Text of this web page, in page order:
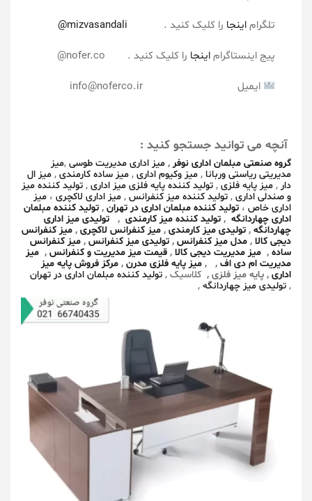
تلگراماینجا را کلیک کنید . mizvasandali@
پیج اینستاگراماینجا را کلیک کنید . nofer.co
@
ایمیل info@noferco.ir
آنچه می توانید جستجو کنید :
گروه صنعتی مبلمان اداری نوفر, میز اداری مدیریت طوسی ,میز
مدیریتی ریاستی وربانا , میز وکیوم اداری , میز ساده کارمندی , میز ال
دار , میز پایه فلزی , تولید کننده پایه فلزی میز اداری , تولید کننده میز
و صندلی اداری , تولید کننده میز کنفرانس , میز اداری لاکچری ، میز
اداری خاص ، تولید کننده مبلمان اداری در تهران , تولید کننده مبلمان
اداری چهاردانگه , تولید کننده میز کارمندی , تولیدی میز اداری
چهاردانگه , تولیدی میز کارمندی , میز کنفرانس لاکچری , میز کنفرانس
دیجی کالا , مدل میز کنفرانس , تولیدی میز کنفرانس , میز کنفرانس
ساده , میز مدیریت دیجی کالا , قیمت میز مدیریت و کنفرانس , میز
مدیریت ام دی اف ,
, میز پایه فلزی مدرن , مرکز فروش پایه میز
اداری , پایه میز فلزی , کلاسیک , تولید کننده مبلمان اداری در تهران
, تولیدی میز چهاردانگه ,